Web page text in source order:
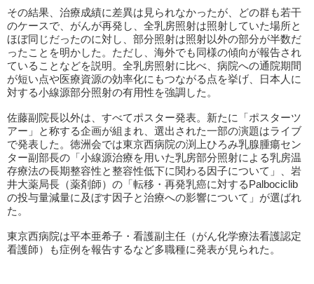
その結果、治療成績に差異は見られなかったが、どの群も若干
のケースで、がんが再発し、全乳房照射は照射していた場所と
ほぼ同じだったのに対し、部分照射は照射以外の部分が半数だ
ったことを明かした。ただし、海外でも同様の傾向が報告され
ていることなどを説明。全乳房照射に比べ、病院への通院期間
が短い点や医療資源の効率化にもつながる点を挙げ、日本人に
対する小線源部分照射の有用性を強調した。
佐藤副院長以外は、すべてポスター発表。新たに「ポスターツ
アー」と称する企画が組まれ、選出された一部の演題はライブ
で発表した。徳洲会では東京西病院の渕上ひろみ乳腺腫瘍セン
ター副部長の「小線源治療を用いた乳房部分照射による乳房温
存療法の長期整容性と整容性低下に関わる因子について」、岩
井大薬局長（薬剤師）の「転移・再発乳癌に対するPalbociclib
の投与量減量に及ぼす因子と治療への影響について」が選ばれ
た。
東京西病院は平本亜希子・看護副主任（がん化学療法看護認定
看護師）も症例を報告するなど多職種に発表が見られた。